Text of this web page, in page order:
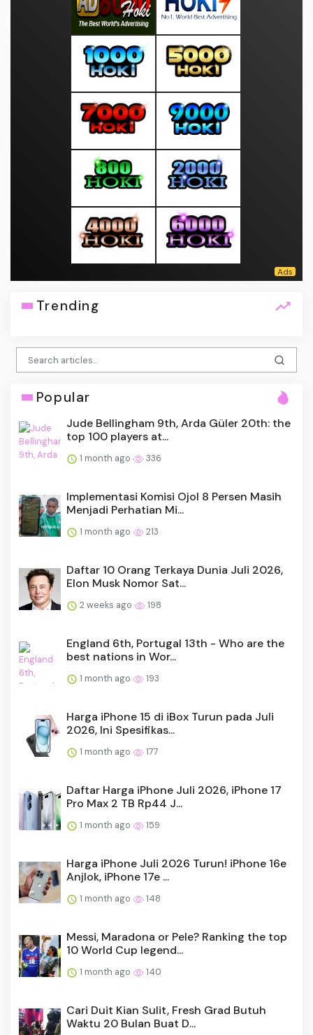
Trending
Popular
Jude Bellingham 9th, Arda Güler 20th: the
top 100 players at...
1 month ago 336
Implementasi Komisi Ojol 8 Persen Masih
Menjadi Perhatian Mi...
1 month ago 213
Daftar 10 Orang Terkaya Dunia Juli 2026,
Elon Musk Nomor Sat...
2 weeks ago 198
England 6th, Portugal 13th - Who are the
best nations in Wor...
1 month ago 193
Harga iPhone 15 di iBox Turun pada Juli
2026, Ini Spesifikas...
1 month ago 177
Daftar Harga iPhone Juli 2026, iPhone 17
Pro Max 2 TB Rp44 J...
1 month ago 159
Harga iPhone Juli 2026 Turun! iPhone 16e
Anjlok, iPhone 17e ...
1 month ago 148
Messi, Maradona or Pele? Ranking the top
10 World Cup legend...
1 month ago 140
Cari Duit Kian Sulit, Fresh Grad Butuh
Waktu 20 Bulan Buat D...